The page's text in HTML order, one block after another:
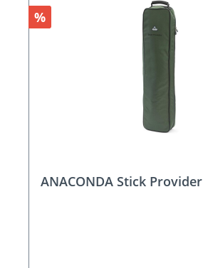
Rabatt
%
ANACONDA Stick Provider